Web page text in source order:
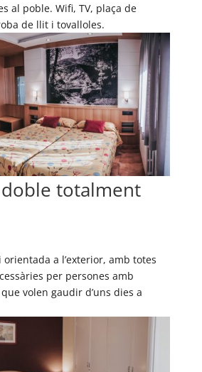
al poble. Wifi, TV, plaça de
de llit i tovalloles.
totalment
a l’exterior, amb totes
per persones amb
volen gaudir d’uns dies a